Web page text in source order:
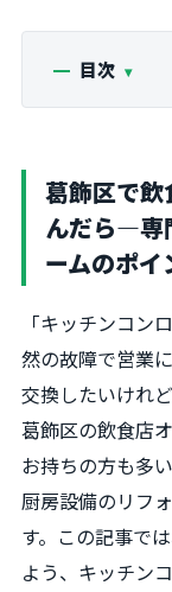
目次
葛飾区で
んだら―専
ームのポ
「キッチンコン
然の故障で営業
交換したいけれ
葛飾区の飲食店
お持ちの方も多
厨房設備のリフ
す。この記事で
よう、キッチン